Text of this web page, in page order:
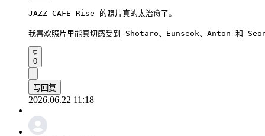
JAZZ CAFE Rise 的照片真的太治愈了。
我喜欢照片里能真切感受到 Shotaro、Eunseok、Anton 和
0
写回复
2026.06.22 11:18